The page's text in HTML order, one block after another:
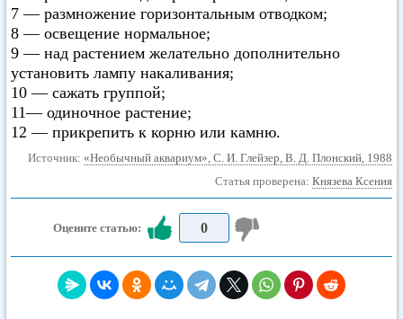
7 — размножение горизонтальным отводком;
8 — освещение нормальное;
9 — над растением желательно дополнительно
установить лампу накаливания;
10 — сажать группой;
11— одиночное растение;
12 — прикрепить к корню или камню.
Источник: «Необычный аквариум», С. И. Глейзер, В. Д. Плонский, 1988
Статья проверена: Князева Ксения
Оцените статью: 0